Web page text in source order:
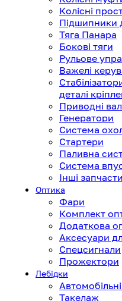
Колісні
Підшипники
Тяга Панара
Бокові тяги
Рульове
Важелі
деталі
Приводні
Генератори
Система
Стартери
Паливна
Система
Інші
Оптика
Фари
Комплект
Додаткова
Аксесуари
Спецсигнали
Прожектори
Лебідки
Такелаж